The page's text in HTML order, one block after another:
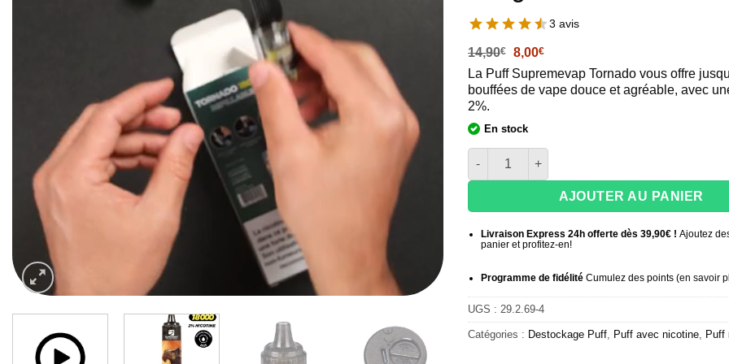
3 avis
14,90€
Le
initial
était :
8,00€Le
actuel
est :
La Puff Supremevap Tornado vous offre
bouffées de vape douce et agréable, avec
2%.
En stock
quantité de Puff 18000 2% Nicotine
AJOUTER AU PANIER
Livraison Express 24h offerte dès 39,90€ ! Ajoutez
panier et profitez-en!
Programme de fidélitéCumulez des points (en savoir
UGS : 29.2.69-4
Catégories : Destockage Puff Puff avec nicotine Puff